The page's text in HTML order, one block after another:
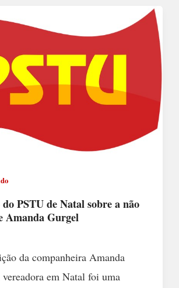
PSTU de Natal sobre a não
Amanda Gurgel
da companheira Amanda
em Natal foi uma